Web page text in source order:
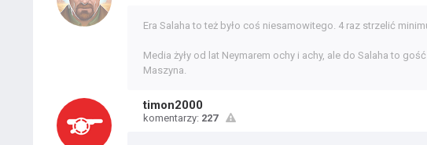
Era Salaha to też było coś niesamowitego. 4 raz strzelić
Media żyły od lat Neymarem ochy i achy, ale do Salaha to
Maszyna.
timon2000
komentarzy: 227